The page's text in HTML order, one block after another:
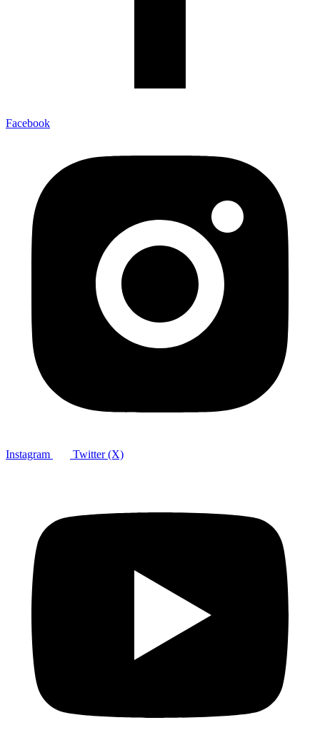
Facebook
Instagram Twitter (X)